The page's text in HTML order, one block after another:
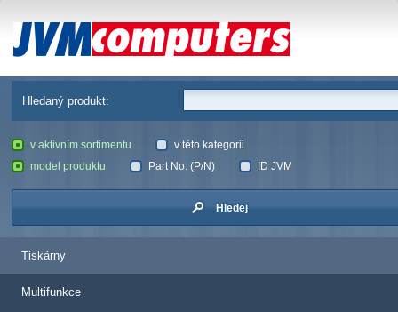
JVM Computers
Hledaný produkt:
v aktivním sortimentu
v této kategorii
model produktu
Part No. (P/N) ID JVM
Hledej
Tiskárny
Multifunkce